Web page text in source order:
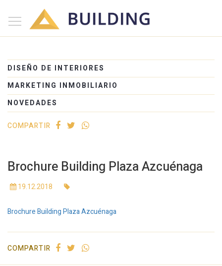
Inicio
Proyectos
DISEÑO DE INTERIORES
MARKETING INMOBILIARIO
NOVEDADES
COMPARTIR
Brochure Building Plaza Azcuénaga
19.12.2018
Brochure Building Plaza Azcuénaga
COMPARTIR